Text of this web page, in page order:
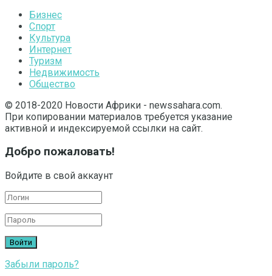
Бизнес
Спорт
Культура
Интернет
Туризм
Недвижимость
Общество
© 2018-2020 Новости Африки - newssahara.com.
При копировании материалов требуется указание
активной и индексируемой ссылки на сайт.
Добро пожаловать!
Войдите в свой аккаунт
Забыли пароль?